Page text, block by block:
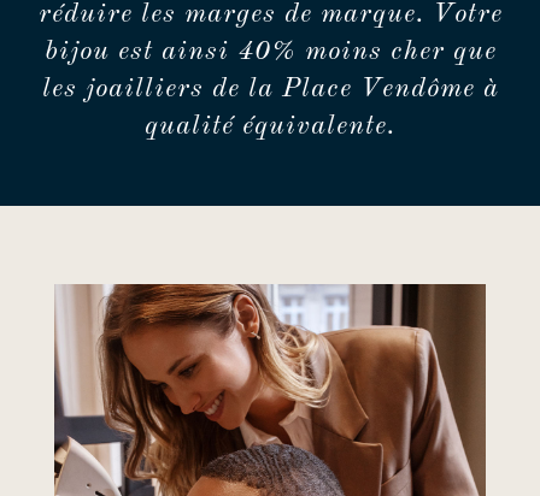
réduire les marges de marque. Votre
bijou est ainsi 40% moins cher que
les joailliers de la Place Vendôme à
qualité équivalente.